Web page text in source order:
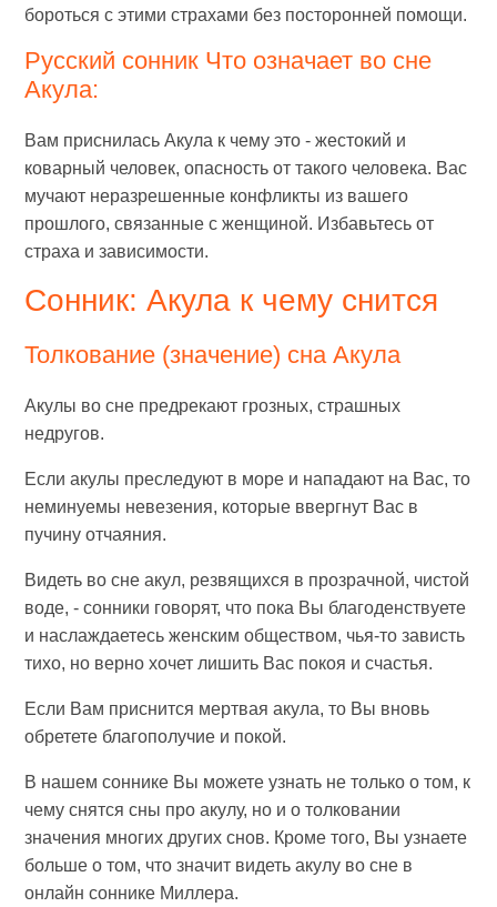
бороться с этими страхами без посторонней помощи.
Русский сонник Что означает во сне
Акула:
Вам приснилась Акула к чему это - жестокий и
коварный человек, опасность от такого человека. Вас
мучают неразрешенные конфликты из вашего
прошлого, связанные с женщиной. Избавьтесь от
страха и зависимости.
Сонник: Акула к чему снится
Толкование (значение) сна Акула
Акулы во сне предрекают грозных, страшных
недругов.
Если акулы преследуют в море и нападают на Вас, то
неминуемы невезения, которые ввергнут Вас в
пучину отчаяния.
Видеть во сне акул, резвящихся в прозрачной, чистой
воде, - сонники говорят, что пока Вы благоденствуете
и наслаждаетесь женским обществом, чья-то зависть
тихо, но верно хочет лишить Вас покоя и счастья.
Если Вам приснится мертвая акула, то Вы вновь
обретете благополучие и покой.
В нашем соннике Вы можете узнать не только о том, к
чему снятся сны про акулу, но и о толковании
значения многих других снов. Кроме того, Вы узнаете
больше о том, что значит видеть акулу во сне в
онлайн соннике Миллера.